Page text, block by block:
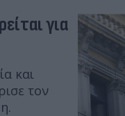
για
και
τον